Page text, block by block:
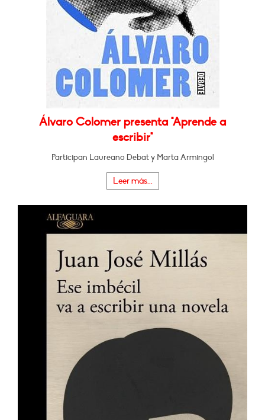
Álvaro Colomer presenta "Aprende a
escribir"
Participan Laureano Debat y Marta Armingol
Leer más...